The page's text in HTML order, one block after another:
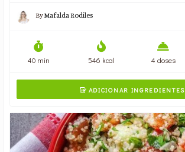
ByMafalda Rodiles
40 min 546 kcal 4 doses
ADICIONAR INGREDIENTES